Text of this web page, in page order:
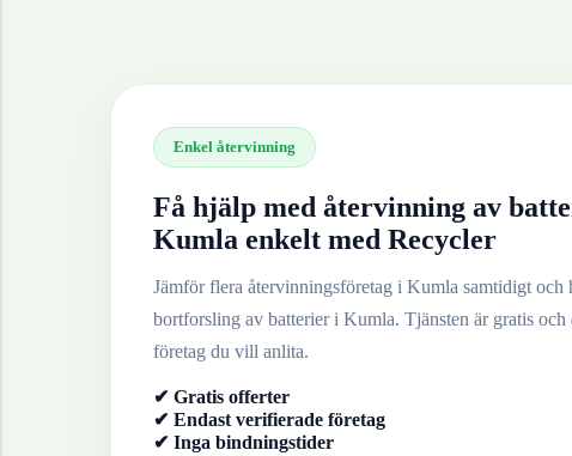
Enkel återvinning
Få hjälp med återvinning av
Kumla enkelt med Recycler
Jämför flera återvinningsföretag i Kumla samtidigt och
bortforsling av batterieri Kumla. Tjänsten är gratis
företag du vill anlita.
✔ Gratis offerter
✔ Endast verifierade företag
✔ Inga bindningstider